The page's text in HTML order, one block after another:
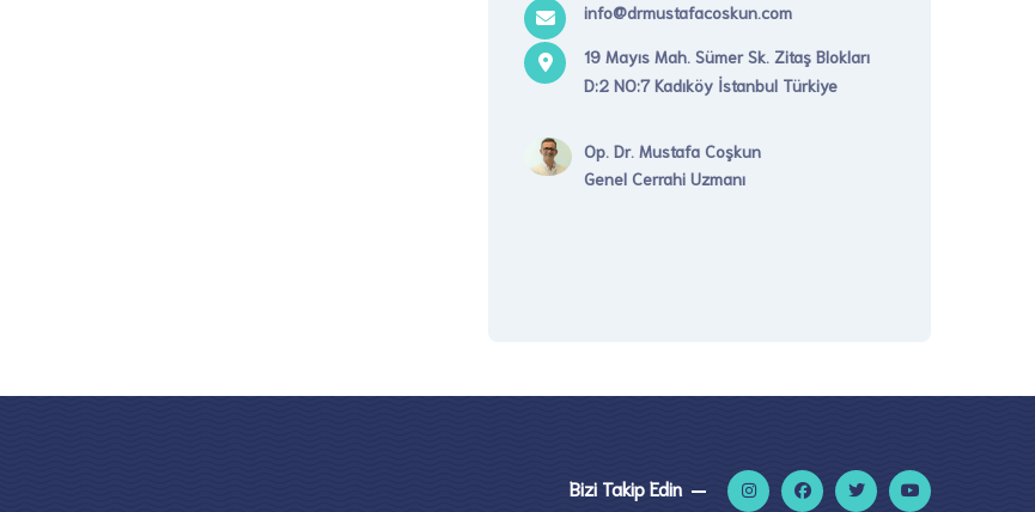
info@drmustafacoskun.com
19 Mayıs Mah. Sümer Sk. Zitaş Blokları
D:2 NO:7 Kadıköy İstanbul Türkiye
Op. Dr. Mustafa Coşkun
Genel Cerrahi Uzmanı
Bizi Takip Edin